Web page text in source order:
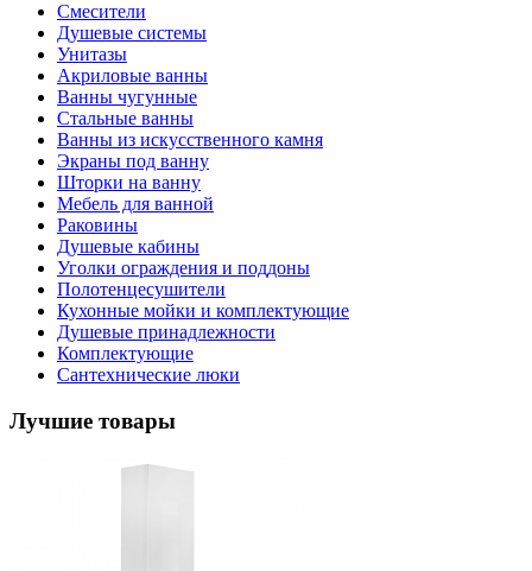
Смесители
Душевые системы
Унитазы
Акриловые ванны
Ванны чугунные
Стальные ванны
Ванны из искусственного камня
Экраны под ванну
Шторки на ванну
Мебель для ванной
Раковины
Душевые кабины
Уголки ограждения и поддоны
Полотенцесушители
Кухонные мойки и комплектующие
Душевые принадлежности
Комплектующие
Сантехнические люки
Лучшие товары